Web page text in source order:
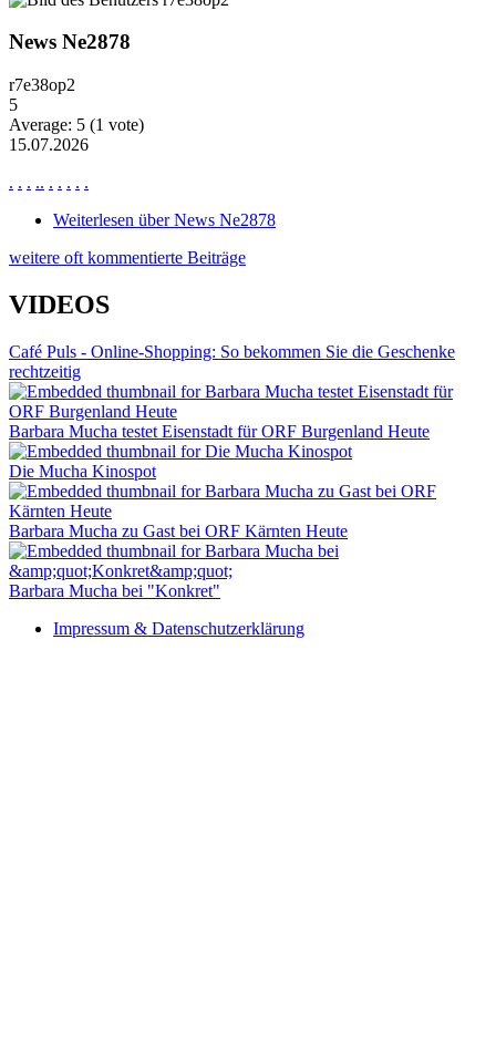
News Ne2878
r7e38op2
5
Average: 5 (1 vote)
15.07.2026
. . . .. . . . . .
Weiterlesen über News Ne2878
weitere oft kommentierte Beiträge
VIDEOS
Café Puls - Online-Shopping: So bekommen Sie die Geschenke
rechtzeitig
Barbara Mucha testet Eisenstadt für ORF Burgenland Heute
Die Mucha Kinospot
Barbara Mucha zu Gast bei ORF Kärnten Heute
Barbara Mucha bei "Konkret"
Impressum & Datenschutzerklärung